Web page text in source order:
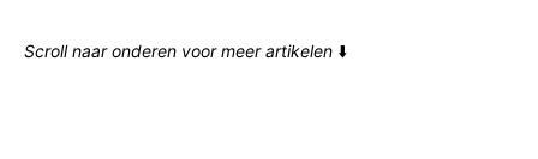
Scroll naar onderen voor meer artikelen ⬇️